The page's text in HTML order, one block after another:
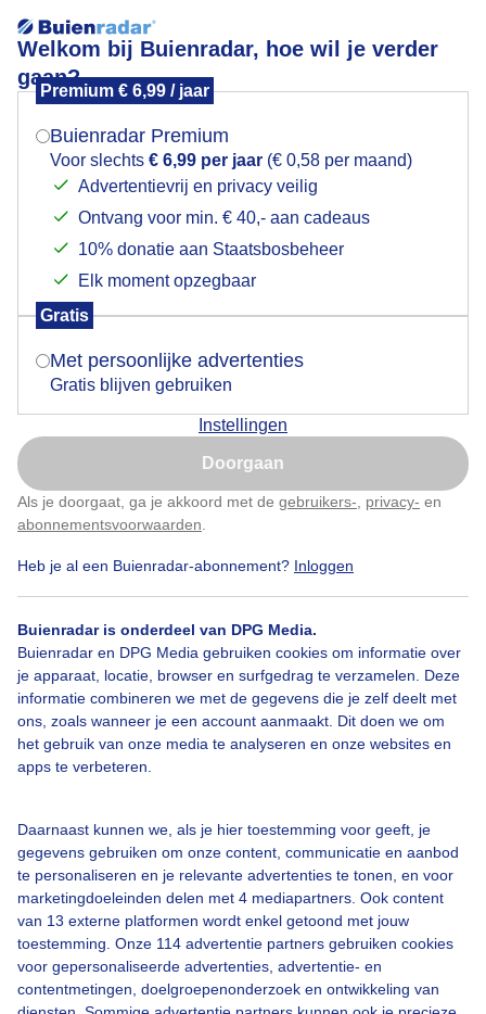
Welkom bij Buienradar, hoe wil je verder
gaan?
Premium € 6,99 / jaar
Buienradar Premium
Voor slechts € 6,99 per jaar (€ 0,58 per maand)
Advertentievrij en privacy veilig
Ontvang voor min. € 40,- aan cadeaus
10% donatie aan Staatsbosbeheer
Elk moment opzegbaar
Gratis
Met persoonlijke advertenties
Gratis blijven gebruiken
Instellingen
Doorgaan
Als je doorgaat, ga je akkoord met de gebruikers- privacy- en
abonnementsvoorwaarden
Heb je al een Buienradar-abonnement? Inloggen
Buienradar is onderdeel van DPG Media.
Buienradar en DPG Media gebruiken cookies om informatie over
je apparaat, locatie, browser en surfgedrag te verzamelen. Deze
informatie combineren we met de gegevens die je zelf deelt met
ons, zoals wanneer je een account aanmaakt. Dit doen we om
het gebruik van onze media te analyseren en onze websites en
apps te verbeteren.
Daarnaast kunnen we, als je hier toestemming voor geeft, je
gegevens gebruiken om onze content, communicatie en aanbod
te personaliseren en je relevante advertenties te tonen, en voor
marketingdoeleinden delen met 4 mediapartners. Ook content
van 13 externe platformen wordt enkel getoond met jouw
toestemming. Onze 114 advertentie partners gebruiken cookies
voor gepersonaliseerde advertenties, advertentie- en
contentmetingen, doelgroepenonderzoek en ontwikkeling van
Het wordt weer een prachtige dag.
Door: Hans Buls Gemaakt: 13-06-2025, 93x bekeken
Zomer Zon Zonsopkomst
Bekijk slideshow
Over Buienradar
Mogen we je locatie gebruiken voor het
Indien je hier nog geen akkoord op hebt gegeven,
verschijnt er zo een pop-up uit je browser waarin
Is goed, toon de popup
Nu niet, misschien later
Klik hierom dit aan te passen